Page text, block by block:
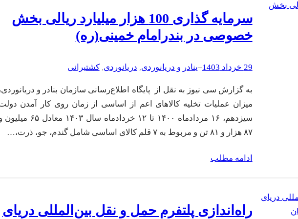
سرمایه گذاری 100 هزار میلیارد ریالی بخش
خصوصی در بندرامام خمینی(ره)
29 خرداد 1403 –بنادر و دریانوردی, دریانوردی, کشتیرانی
به گزارش سی نیوز به نقل از پایگاه اطلاع‌رسانی سازمان بنادر و
میزان عملیات تخلیه کالاهای اعم از اساسی از زمان روی کار آمدن
سیزدهم، ۱۶ مردادماه ۱۴۰۰ تا ۱۲ خردادماه سال ۱۴۰۳ معادل ۶۵
۸۷ هزار و ۸۱ تن و مربوط به ۷ قلم کالای اساسی شامل گندم، جو، ذرت،…
ادامه مطلب
راه‌اندازی پلتفرم حمل و نقل بین‌المللی دریای